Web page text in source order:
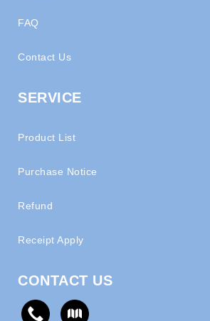
FAQ
Contact Us
SERVICE
Product List
Purchase Notice
Refund
Receipt Apply
CONTACT US